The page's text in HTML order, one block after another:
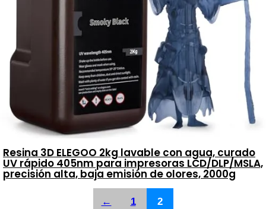
Resina 3D ELEGOO 2kg lavable con agua, curado
UV rápido 405nm para impresoras LCD/DLP/MSLA,
precisión alta, baja emisión de olores, 2000g
← 1 2